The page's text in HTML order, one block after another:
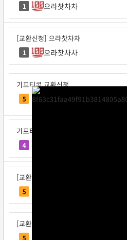
1 으라찻차차
[교환신청] 으라찻차차
1 으라찻차차
기프티콘 교환신청
5 요코지나
기프티콘 교환신청
4
[교환신청] 다또속
5
[교환신청] 일구쏙이구팅
5